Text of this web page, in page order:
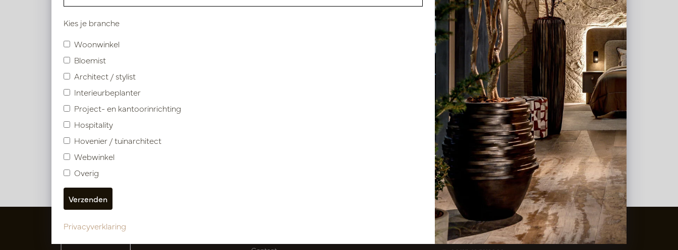
Indoor
Outdoor
Pot&Vaas Showrooms
Kies je branche
Woonwinkel
Bloemist
Architect / stylist
Interieurbeplanter
Project- en kantoorinrichting
Hospitality
Hovenier / tuinarchitect
Webwinkel
Overig
Privacyverklaring